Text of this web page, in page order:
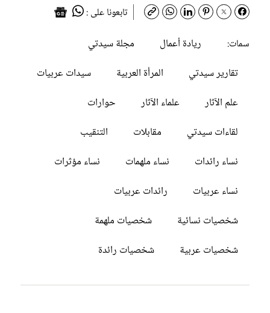
تابعونا على :
سمات:
ريادة أعمال
مجلة سيدتي
تقارير سيدتي
المرأة العربية
سيدات عربيات
علم الآثار
علماء الآثار
حوارات
لقاءات سيدتي
مقابلات
التنقيب
نساء رائدات
نساء ملهمات
نساء مؤثرات
نساء عربيات
رائدات عربيات
شخصيات نسائية
شخصيات ملهمة
شخصيات عربية
شخصيات رائدة